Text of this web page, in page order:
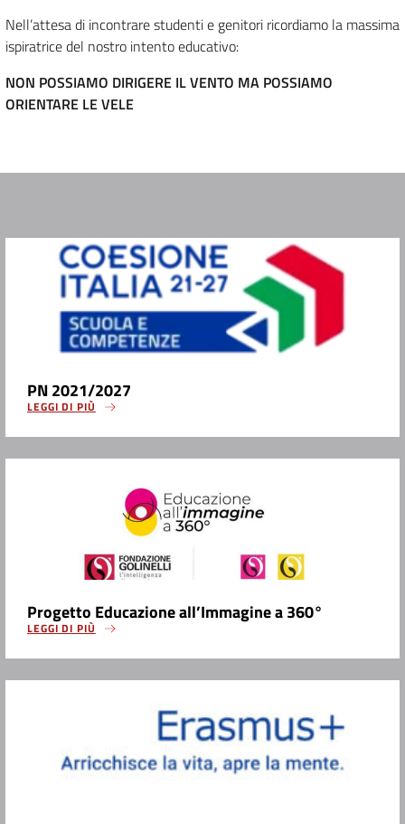
Nell’attesa di incontrare studenti e genitori ricordiamo la massima
ispiratrice del nostro intento educativo:
NON POSSIAMO DIRIGERE IL VENTO MA POSSIAMO
ORIENTARE LE VELE
PN 2021/2027
LEGGI DI PIÙ
Progetto Educazione all’Immagine a 360°
LEGGI DI PIÙ